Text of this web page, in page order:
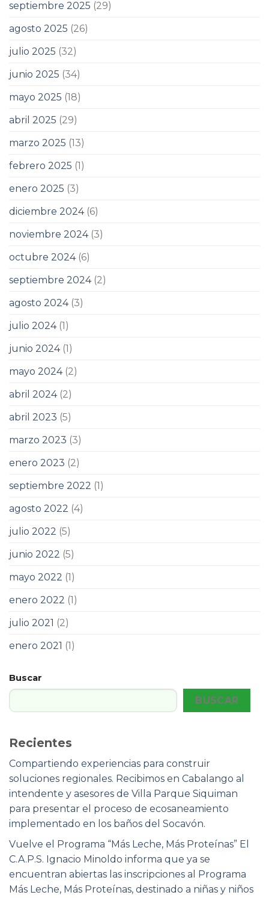
septiembre 2025 (29)
agosto 2025 (26)
julio 2025 (32)
junio 2025 (34)
mayo 2025 (18)
abril 2025 (29)
marzo 2025 (13)
febrero 2025 (1)
enero 2025 (3)
diciembre 2024(6)
noviembre 2024(3)
octubre 2024(6)
septiembre 2024(2)
agosto 2024(3)
julio 2024(1)
junio 2024(1)
mayo 2024(2)
abril 2024(2)
abril 2023 (5)
marzo 2023 (3)
enero 2023 (2)
septiembre 2022 (1)
agosto 2022 (4)
julio 2022 (5)
junio 2022 (5)
mayo 2022 (1)
enero 2022 (1)
julio 2021 (2)
enero 2021 (1)
Buscar
BUSCAR
Recientes
Compartiendo experiencias para construir
soluciones regionales. Recibimos en Cabalango al
intendente y asesores de Villa Parque Siquiman
para presentar el proceso de ecosaneamiento
implementado en los baños del Socavón.
Vuelve el Programa “Más Leche, Más Proteínas” El
C.A.P.S. Ignacio Minoldo informa que ya se
encuentran abiertas las inscripciones al Programa
Más Leche, Más Proteínas, destinado a niñas y niños